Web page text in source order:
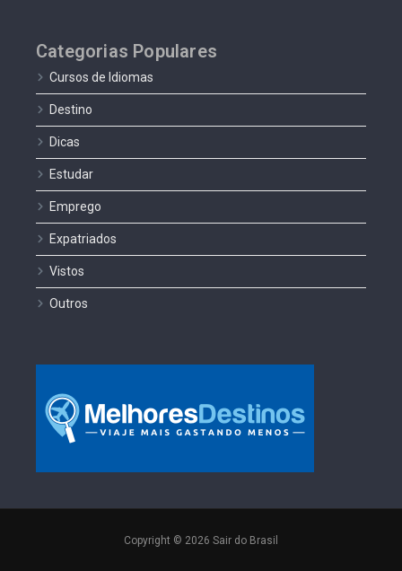
Categorias Populares
Cursos de Idiomas
Destino
Dicas
Estudar
Emprego
Expatriados
Vistos
Outros
Copyright © 2026 Sair do Brasil